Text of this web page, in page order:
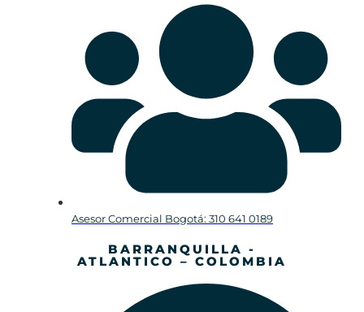
Asesor Comercial Bogotá: 310 641 0189
BARRANQUILLA -
ATLANTICO – COLOMBIA